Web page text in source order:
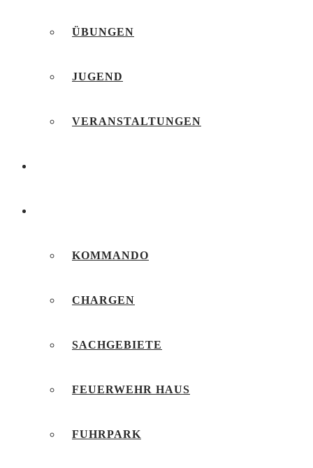
ÜBUNGEN
JUGEND
VERANSTALTUNGEN
KOMMANDO
CHARGEN
SACHGEBIETE
FEUERWEHR HAUS
FUHRPARK